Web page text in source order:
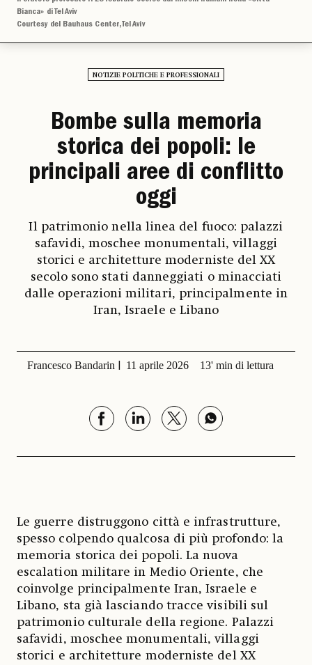
Bianca» di Tel Aviv
Courtesy del Bauhaus Center, Tel Aviv
NOTIZIE POLITICHE E PROFESSIONALI
Bombe sulla memoria
storica dei popoli: le
principali aree di conflitto
oggi
Il patrimonio nella linea del fuoco: palazzi
safavidi, moschee monumentali, villaggi
storici e architetture moderniste del XX
secolo sono stati danneggiati o minacciati
dalle operazioni militari, principalmente in
Iran, Israele e Libano
Francesco Bandarin 11 aprile 2026 13' min di lettura
Le guerre distruggono città e infrastrutture,
spesso colpendo qualcosa di più profondo: la
memoria storica dei popoli. La nuova
escalation militare in Medio Oriente, che
coinvolge principalmente Iran, Israele e
Libano, sta già lasciando tracce visibili sul
patrimonio culturale della regione. Palazzi
safavidi, moschee monumentali, villaggi
storici e architetture moderniste del XX